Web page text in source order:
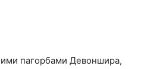
пагорбами Девоншира,